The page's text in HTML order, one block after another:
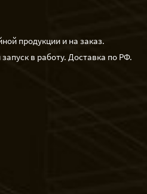
продукции и на заказ.
в работу. Доставка по РФ.